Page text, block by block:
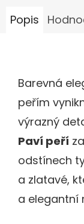
Popis
Barevná
peřím
výrazný
Paví peří
odstínech
a zlatavé,
a elegantní